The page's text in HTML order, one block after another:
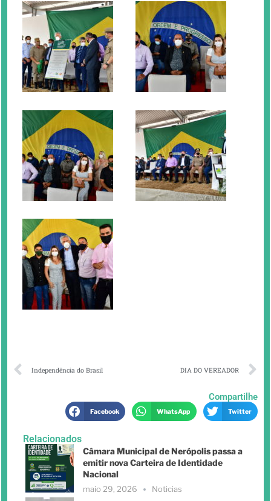
Independência do Brasil DIA DO VEREADOR
Compartilhe
Facebook WhatsApp Twitter
Relacionados
Câmara Municipal de Nerópolis passa a
emitir nova Carteira de Identidade
Nacional
maio 29, 2026 Noticias